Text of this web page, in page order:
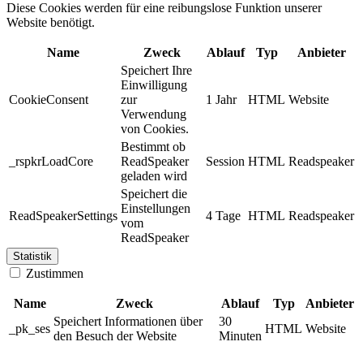
Diese Cookies werden für eine reibungslose Funktion unserer
Website benötigt.
Name Zweck Ablauf Typ Anbieter
CookieConsent
Speichert Ihre
Einwilligung
zur
Verwendung
von Cookies.
1 Jahr HTML Website
_rspkrLoadCore
Bestimmt ob
ReadSpeaker
geladen wird
Session HTML Readspeaker
ReadSpeakerSettings
Speichert die
Einstellungen
vom
ReadSpeaker
4 Tage HTML Readspeaker
Statistik
Zustimmen
Name Zweck Ablauf Typ
Anbieter
_pk_ses
Speichert Informationen über
den Besuch der Website
30
Minuten
HTML Website